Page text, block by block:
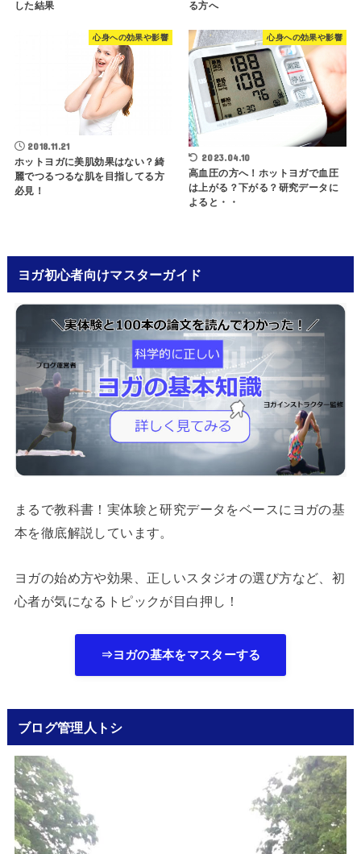
した結果 る方へ
心身への効果や影響
2018.11.21
ホットヨガに美肌効果はない？綺
麗でつるつるな肌を目指してる方
必見！
心身への効果や影響
2023.04.10
高血圧の方へ！ホットヨガで血圧
は上がる？下がる？研究データに
よると・・
ヨガ初心者向けマスターガイド
まるで教科書！実体験と研究データをベースにヨガの基
本を徹底解説しています。
ヨガの始め方や効果、正しいスタジオの選び方など、初
心者が気になるトピックが目白押し！
⇒ヨガの基本をマスターする
ブログ管理人トシ